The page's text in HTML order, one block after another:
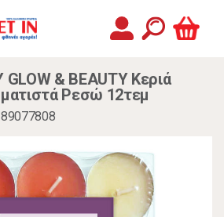
GLOW & BEAUTY Κεριά
Ρεσώ 12τεμ